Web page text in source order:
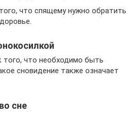
что спящему нужно обратить
того, что необходимо быть
сновидение также означает
сне